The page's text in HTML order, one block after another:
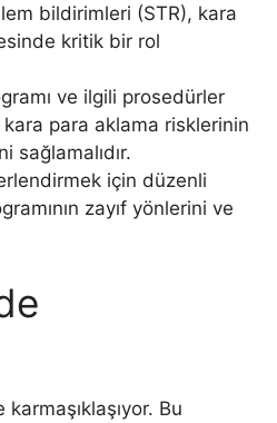
bildirimleri (STR), kara
kritik bir rol
ve ilgili prosedürler
para aklama risklerinin
sağlamalıdır.
için düzenli
zayıf yönlerini ve
Bu